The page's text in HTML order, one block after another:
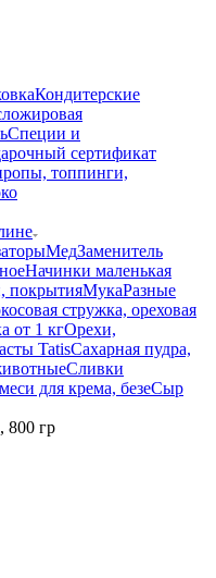
Кондитерские
Специи и
сертификат
топпинги,
МедЗаменитель
Начинки маленькая
покрытияМукаРазные
стружка, ореховая
от 1 кгОрехи,
TatisСахарная пудра,
Сливки
для крема, безеСыр
800 гр